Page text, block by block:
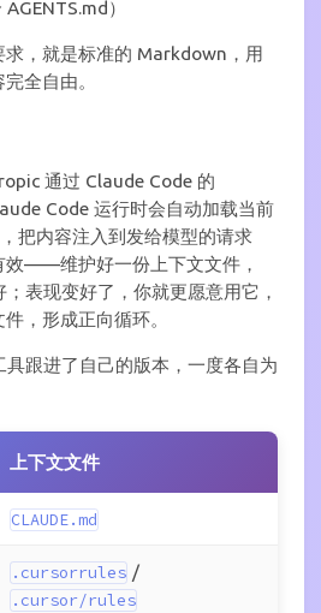
）
求，就是标准的 Markdown，用
全自由。
通过 Claude Code 的
Code 运行时会自动加载当前
把内容注入到发给模型的请求
效——维护好一份上下文文件，
表现变好了，你就更愿意用它，
，形成正向循环。
跟进了自己的版本，一度各自为
上下文文件
CLAUDE.md
.cursorrules /
.cursor/rules